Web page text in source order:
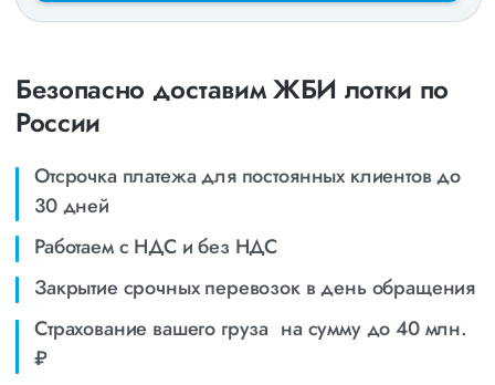
Безопасно доставим ЖБИ лотки по
России
Отсрочка платежа для постоянных клиентов до
30 дней
Работаем с НДС и без НДС
Закрытие срочных перевозок в день обращения
Страхование вашего груза на сумму до 40 млн.
₽